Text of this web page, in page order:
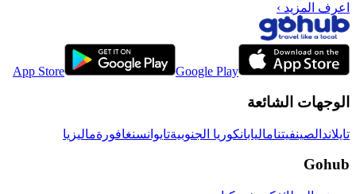
اعرف المزيد ›
App Store Google Play
الوجهات الشائعة
تايلاند الصينفيتناماليابانكوريا الجنوبيةتايوانسنغافورةماليزيا
Gohub